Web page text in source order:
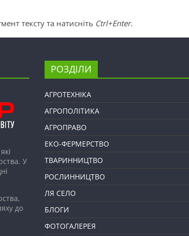
тексту та натисніть Ctrl+Enter.
У
до
РОЗДІЛИ
АГРОТЕХНІКА
АГРОПОЛІТИКА
АГРОПРАВО
ЕКО-ФЕРМЕРСТВО
ТВАРИННИЦТВО
РОСЛИННИЦТВО
ЛЯ СЕЛО
БЛОГИ
ФОТОГАЛЕРЕЯ